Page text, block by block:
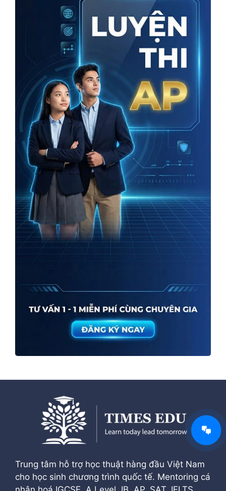
Trung tâm hỗ trợ học thuật hàng đầu Việt Nam
cho học sinh chương trình quốc tế. Mentoring cá